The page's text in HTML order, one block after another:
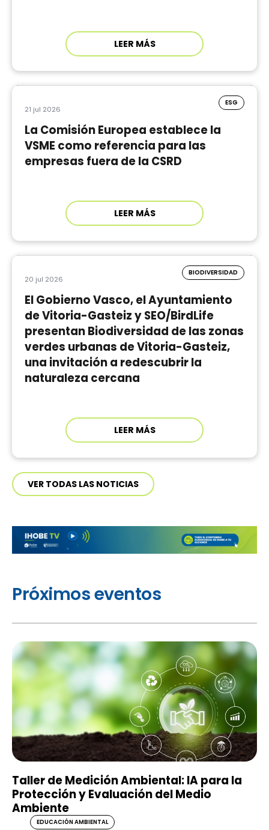
LEER MÁS
21 jul 2026
ESG
La Comisión Europea establece la
VSME como referencia para las
empresas fuera de la CSRD
LEER MÁS
20 jul 2026
BIODIVERSIDAD
El Gobierno Vasco, el Ayuntamiento
de Vitoria-Gasteiz y SEO/BirdLife
presentan Biodiversidad de las zonas
verdes urbanas de Vitoria-Gasteiz,
una invitación a redescubrir la
naturaleza cercana
LEER MÁS
VER TODAS LAS NOTICIAS
Próximos eventos
Taller de Medición Ambiental: IA para la
Protección y Evaluación del Medio
Ambiente
EDUCACIÓN AMBIENTAL